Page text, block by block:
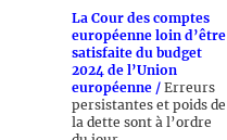
La Cour des comptes
européenne loin d’être
satisfaite du budget
2024 de l’Union
européenne / Erreurs
persistantes et poids de
la dette sont à l’ordre